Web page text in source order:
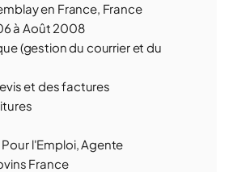
en France, France
à Août 2008
(gestion du courrier et du
et des factures
l'Emploi, Agente
France